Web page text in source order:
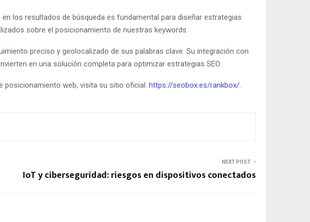
los resultados de búsqueda es fundamental para diseñar estrategias
sobre el posicionamiento de nuestras keywords.
preciso y geolocalizado de sus palabras clave. Su integración con
en una solución completa para optimizar estrategias SEO.
posicionamiento web, visita su sitio oficial: https://seobox.es/rankbox/
NEXT POST
IoT y ciberseguridad: riesgos en dispositivos conectados